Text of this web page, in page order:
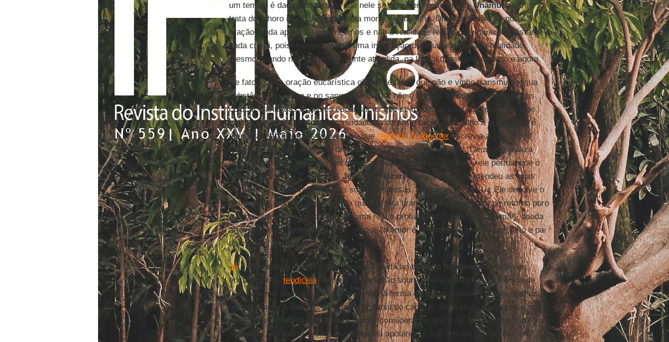
um templo é dada pelo fato de que nele se chora em comum” (deUnamuno), mas se
trata do "choro inútil" deSólonpela morte de seu filho. Difundir a ideia de que a
oração muda apenas a nós mesmos e não a realidade resultará enganosa e distante e
nada cristã, pois nossa oração é uma invocação destinada a mudar a realidade,
mesmo quando não é imediatamente atendida, na lógica dominante do tudo e agora.
De fato, nossa oração eucarística obtém de Deus que pão e vinho transmutam sua
substância no corpo e no sangue de Cristo: não é apenas a nossa maneira de nos
colocar diante das espécies eucarísticas que se modifica, mas a própria realidade
nelas contida. e que somos convidados a comer e beber. E quando a oração não é
atendida, não devemos esquecer o queDietrich Bonhoefferescrevia a seu amigo
Eberhard Bethge da prisão de Tegel em 14 de agosto de 1944: "Deus não realiza
todos os nossos desejos, mas todas as suas promessas, ou seja, ele permanece o
senhor do terra [...]". EmJó eJesus de Nazaré, Deus realmente atendeu as suas
invocações, mantendo todas as suas promessas: ao "paciente" de ‘Uz Ele devolve o
que perdeu, como a Jesus a vida que lhe fora tirada. Mas não se trata de retorno puro
e simples à vida anterior, mas de uma real e profunda novidade (
new normal), doada
através do sofrimento e da cruz, porque "o amor é simultaneamente irmão, filho e pai
da morte" (de Unamuno).
Jóe o crucifixo impõem uma segunda tarefa aoteólogo fundamental
: a de se
encarregar da teodiceia, ou seja, da reflexão sobre a relação entre a existência de
Deus e o mal do mundo, especialmente na forma de dor inocente. Acontece que os
teólogos param, na leitura de Jó na teofania do capítulo 38 do texto sapiencial e na
história de Jesus na
Sexta-feira Santa
, considerando que suas invocações não foram
atendidas, adotando assim uma teodiceia apofática e, não sei até que ponto